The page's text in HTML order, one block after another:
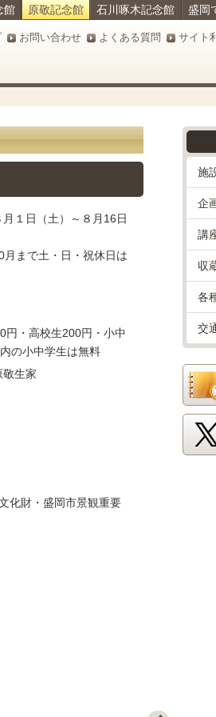
館 原敬記念館 石川啄木記念館 盛岡
サイト
よくある質問
お問い合わせ
１日（土）～８月16日
まで土・日・祝休日は
円・高校生200円・小中
の小中学生は無料
生家
化財・盛岡市景観重要
施
企
講
収
各
交